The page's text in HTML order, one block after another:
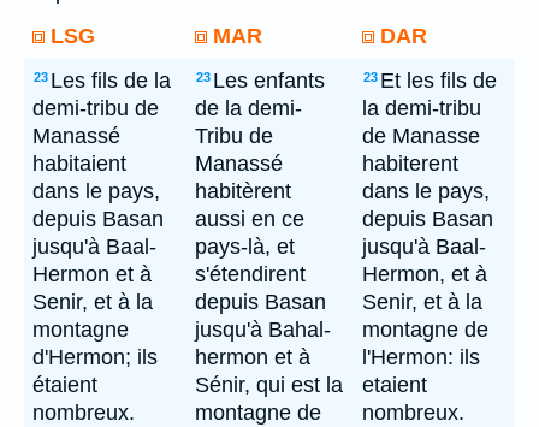
LSG
MAR DAR
23 Les fils de la
demi-tribu de
Manassé
habitaient
dans le pays,
depuis Basan
jusqu'à Baal-
Hermon et à
Senir, et à la
montagne
d'Hermon; ils
étaient
nombreux.
23 Les enfants
de la demi-
Tribu de
Manassé
habitèrent
aussi en ce
pays-là, et
s'étendirent
depuis Basan
jusqu'à Bahal-
hermon et à
Sénir, qui est la
montagne de
23 Et les fils de
la demi-tribu
de Manasse
habiterent
dans le pays,
depuis Basan
jusqu'à Baal-
Hermon, et à
Senir, et à la
montagne de
l'Hermon: ils
etaient
nombreux.